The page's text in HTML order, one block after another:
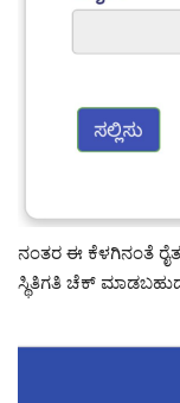
ನಂತರ ಈ ಕೆಳಗಿನಂತೆ
ಸ್ಥಿತಿಗತಿ ಚೆಕ್